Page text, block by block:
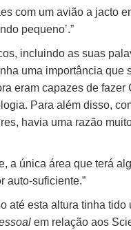
com um avião a jacto
pequeno’.”
incluindo as suas
uma importância
eram capazes de
Para além disso,
havia uma razão
a única área que terá
auto-suficiente.”
até esta altura tinha
em relação aos